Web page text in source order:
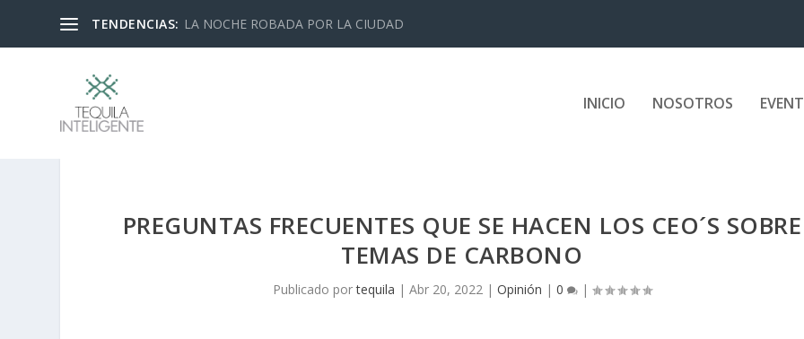
TENDENCIAS: LA NOCHE ROBADA POR LA CIUDAD
INICIO NOSOTROS
PREGUNTAS FRECUENTES QUE SE HACEN LOS CEO´S SOBRE
TEMAS DE CARBONO
Publicado portequila | Abr 20, 2022| Opinión | 0 |